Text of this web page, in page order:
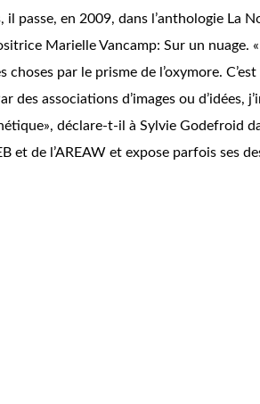
passe, en 2009, dans l’anthologie La
Marielle Vancamp: Sur un nuage. «
par le prisme de l’oxymore.
associations d’images ou d’idées,
déclare-t-il à Sylvie Godefroid
et de l’AREAW et expose parfois ses